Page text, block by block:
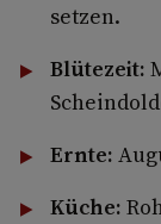
setzen.
Blütezeit:
Ernte:
Küche: